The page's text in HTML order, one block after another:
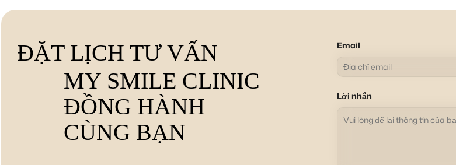
ĐẶT LỊCH TƯ VẤN
MY SMILE CLINIC
ĐỒNG HÀNH
CÙNG BẠN
Email
Lời nhắn